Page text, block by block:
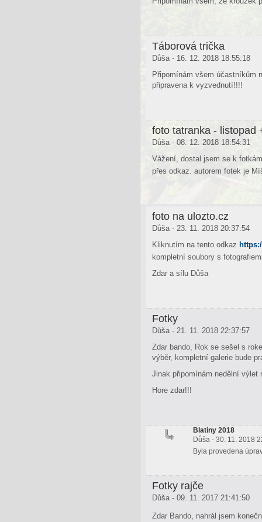
Táborová trička
Důša - 16. 12. 2018 18:55:18
Připomínám všem účastníkům
připravena k vyzvednutí!!!!
foto tatranka - listopad
Důša - 08. 12. 2018 18:54:31
Vážení, dostal jsem se k
přes odkaz. autorem fotek je
foto na ulozto.cz
Důša - 23. 11. 2018 20:37:54
Kliknutím na tento odkaz
kompletní soubory s
Zdar a sílu Důša
Fotky
Důša - 21. 11. 2018 22:37:57
Zdar bando, Rok se sešel s
výběr, kompletní galerie bude
Jinak připomínám nedělní výlet
Hore zdar!!!
Blatiny 2018
Důša - 30. 11. 2018
Byla provedena
Fotky rajče
Důša - 09. 11. 2017 21:41:50
Zdar Bando, nahrál jsem